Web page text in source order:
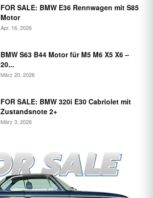
FOR SALE: BMW E36 Rennwagen mit S85
Motor
Apr. 16, 2026
BMW S63 B44 Motor für M5 M6 X5 X6 –
20...
März 20, 2026
FOR SALE: BMW 320i E30 Cabriolet mit
Zustandsnote 2+
März 3, 2026